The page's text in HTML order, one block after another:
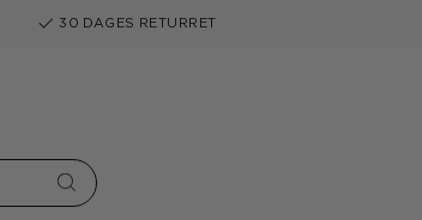
30 DAGES RETURRET